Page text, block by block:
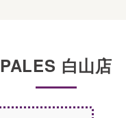
PALES 白山店